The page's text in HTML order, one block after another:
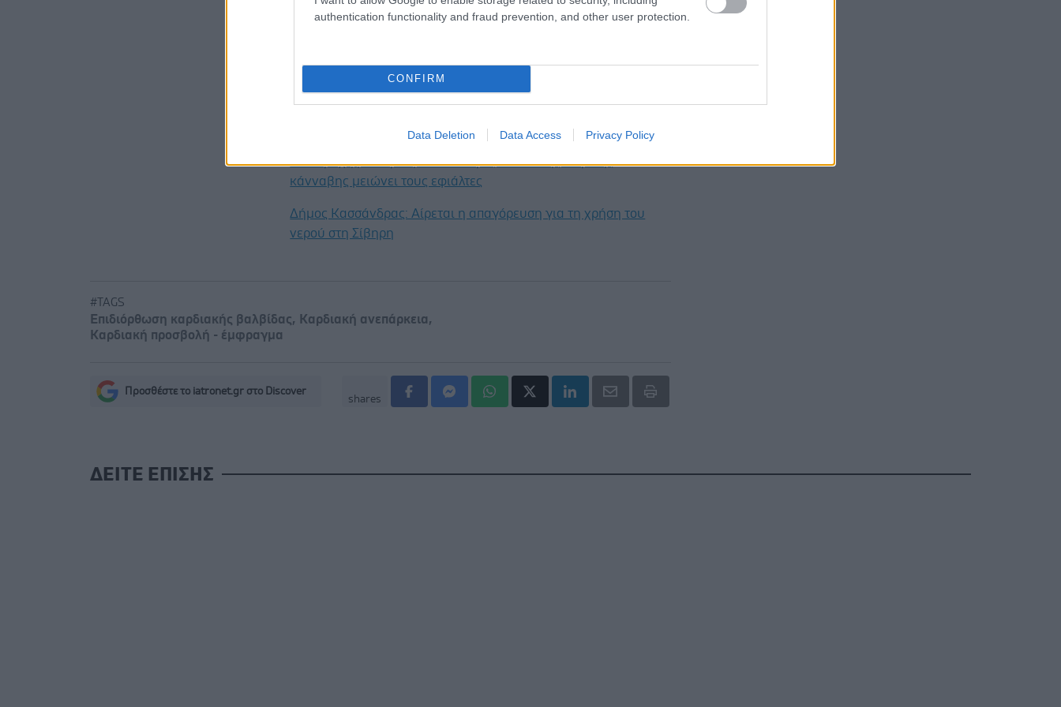
authentication functionality and fraud prevention, and other user protection.
CONFIRM
Data Deletion Data Access Privacy Policy
Ειδήσεις υγείας σήμερα
Διευθέτηση των αποζημιώσεων των Στρατιωτικών Ιατρών μετά
Διαταραχή μετατραυματικού στρες: Ουσία της ιατρικής
κάνναβης μειώνει τους εφιάλτες
Δήμος Κασσάνδρας: Αίρεται η απαγόρευση για τη χρήση του
νερού στη Σίβηρη
#TAGS
Επιδιόρθωση καρδιακής βαλβίδας, Καρδιακή ανεπάρκεια,
Καρδιακή προσβολή - έμφραγμα
Προσθέστε το iatronet.gr στο Discover
shares
ΔΕΙΤΕ ΕΠΙΣΗΣ